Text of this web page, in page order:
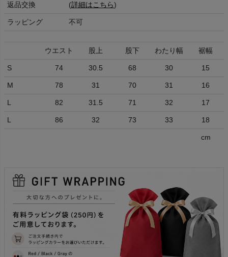
返品交換 (詳細はこちら)
ラッピング 不可
ウエスト 股上 股下 わたり幅 裾幅
S 74 30.5 68 30 15
M 78 31 70 31 16
L 82 31.5 71 32 17
L 86 32 73 33 18
cm